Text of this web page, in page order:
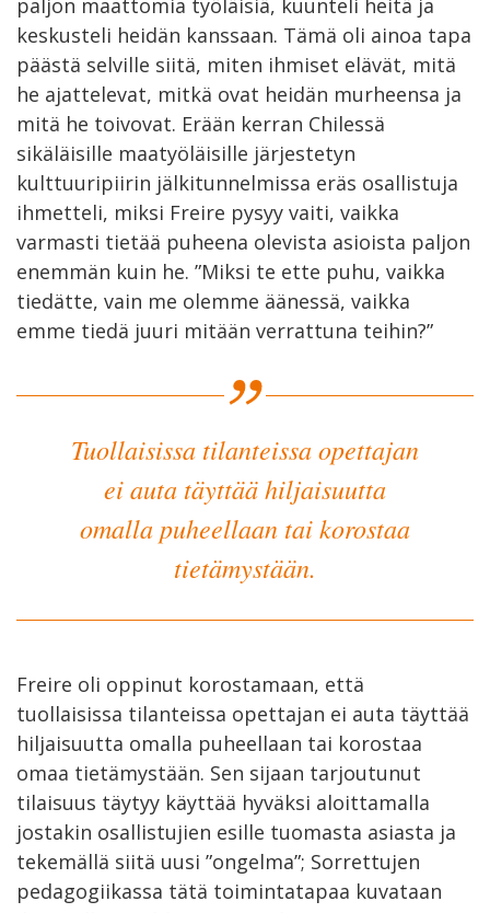
keskusteli heidän kanssaan. Tämä oli ainoa tapa
päästä selville siitä, miten ihmiset elävät, mitä
he ajattelevat, mitkä ovat heidän murheensa ja
mitä he toivovat. Erään kerran Chilessä
sikäläisille maatyöläisille järjestetyn
kulttuuripiirin jälkitunnelmissa eräs osallistuja
ihmetteli, miksi Freire pysyy vaiti, vaikka
varmasti tietää puheena olevista asioista paljon
enemmän kuin he. ”Miksi te ette puhu, vaikka
tiedätte, vain me olemme äänessä, vaikka
emme tiedä juuri mitään verrattuna teihin?”
Tuollaisissa tilanteissa opettajan
ei auta täyttää hiljaisuutta
omalla puheellaan tai korostaa
tietämystään.
Freire oli oppinut korostamaan, että
tuollaisissa tilanteissa opettajan ei auta täyttää
hiljaisuutta omalla puheellaan tai korostaa
omaa tietämystään. Sen sijaan tarjoutunut
tilaisuus täytyy käyttää hyväksi aloittamalla
jostakin osallistujien esille tuomasta asiasta ja
tekemällä siitä uusi ”ongelma”; Sorrettujen
pedagogiikassa tätä toimintatapaa kuvataan